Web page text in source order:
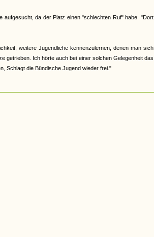
da der Platz einen "schlechten Ruf" habe. "Dort
weitere Jugendliche kennenzulernen, denen man sich
getrieben. Ich hörte auch bei einer solchen Gelegenheit das
Schlagt die Bündische Jugend wieder frei."